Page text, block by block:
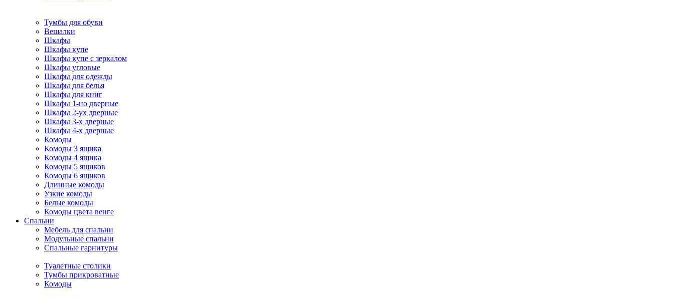
Тумбы для обуви
Вешалки
Шкафы
Шкафы купе
Шкафы купе с зеркалом
Шкафы угловые
Шкафы для одежды
Шкафы для белья
Шкафы для книг
Шкафы 1-но дверные
Шкафы 2-ух дверные
Шкафы 3-х дверные
Шкафы 4-х дверные
Комоды
Комоды 3 ящика
Комоды 4 ящика
Комоды 5 ящиков
Комоды 6 ящиков
Длинные комоды
Узкие комоды
Белые комоды
Комоды цвета венге
Спальни
Мебель для спальни
Модульные спальни
Спальные гарнитуры
Туалетные столики
Тумбы прикроватные
Комоды